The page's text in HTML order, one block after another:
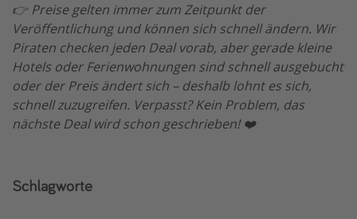
👉 Preise gelten immer zum Zeitpunkt der
Veröffentlichung und können sich schnell ändern. Wir
Piraten checken jeden Deal vorab, aber gerade kleine
Hotels oder Ferienwohnungen sind schnell ausgebucht
oder der Preis ändert sich – deshalb lohnt es sich,
schnell zuzugreifen. Verpasst? Kein Problem, das
nächste Deal wird schon geschrieben! ❤️
Schlagworte